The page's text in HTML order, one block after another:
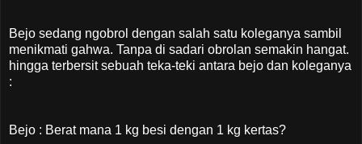
Bejo sedang ngobrol dengan salah satu koleganya sambil
menikmati gahwa. Tanpa di sadari obrolan semakin hangat.
hingga terbersit sebuah teka-teki antara bejo dan koleganya
:
Bejo : Berat mana 1 kg besi dengan 1 kg kertas?